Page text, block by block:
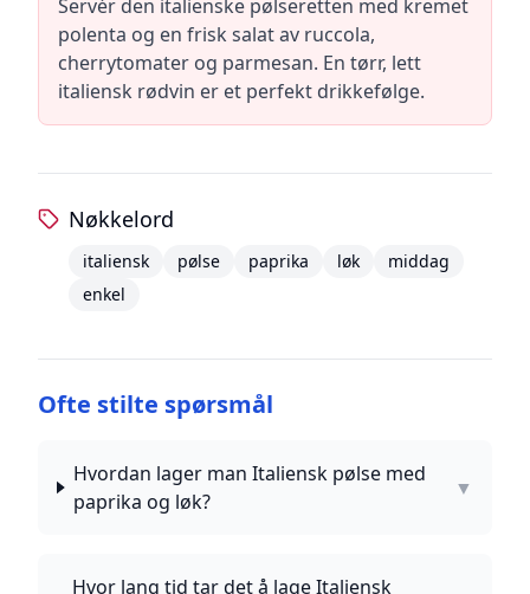
Servér den italienske pølseretten med kremet
polenta og en frisk salat av ruccola,
cherrytomater og parmesan. En tørr, lett
italiensk rødvin er et perfekt drikkefølge.
Nøkkelord
italiensk pølse paprika løk
middag
enkel
Ofte stilte spørsmål
Hvordan lager man Italiensk pølse med
paprika og løk?
▼
Hvor lang tid tar det å lage Italiensk